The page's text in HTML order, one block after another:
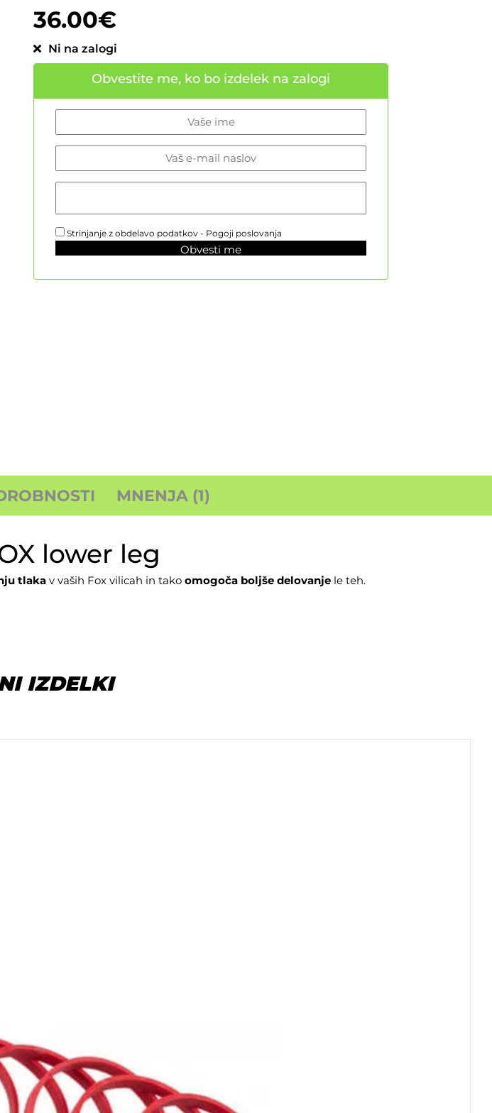
stranke
36.00€
Ni na zalogi
Obvestite me, ko bo izdelek na zalogi
Strinjanje z obdelavo podatkov - Pogoji poslovanja
Obvesti me
MNENJA (1)
lower leg
tlakav vaših Fox vilicah in tako omogoča boljše delovanjele teh.
IZDELKI